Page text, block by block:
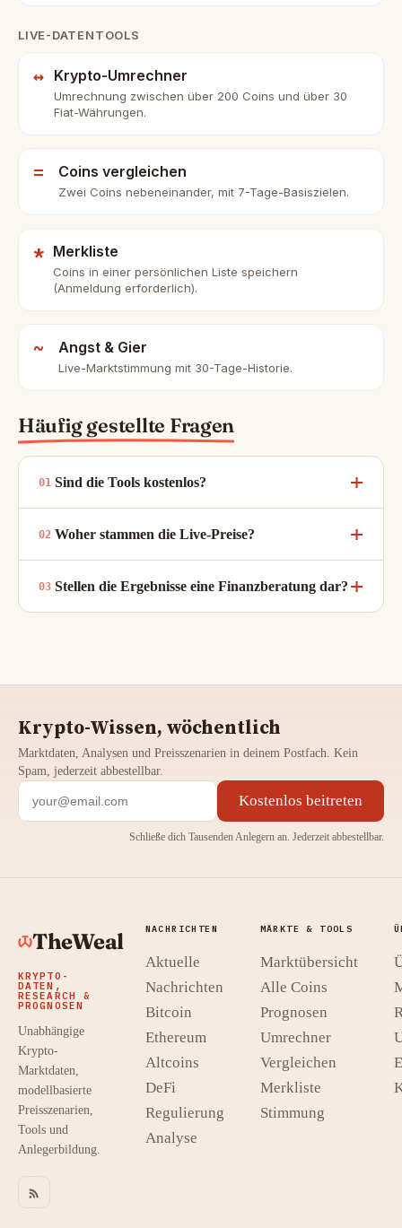
LIVE-DATENTOOLS
↔ Krypto-Umrechner
Umrechnung zwischen über 200 Coins und über 30
Fiat-Währungen.
= Coins vergleichen
Zwei Coins nebeneinander, mit 7-Tage-Basiszielen.
* Merkliste
Coins in einer persönlichen Liste speichern
(Anmeldung erforderlich).
~ Angst & Gier
Live-Marktstimmung mit 30-Tage-Historie.
Häufig gestellte Fragen
Sind die Tools kostenlos?
Woher stammen die Live-Preise?
Stellen die Ergebnisse eine Finanzberatung dar?
Krypto-Wissen, wöchentlich
Marktdaten, Analysen und Preisszenarien in deinem Postfach. Kein
Spam, jederzeit abbestellbar.
Kostenlos beitreten
Schließe dich Tausenden Anlegern an. Jederzeit abbestellbar.
TheWeal
KRYPTO-
DATEN,
RESEARCH &
PROGNOSEN
Unabhängige
Krypto-
Marktdaten,
modellbasierte
Preisszenarien,
Tools und
Anlegerbildung.
NACHRICHTEN
Aktuelle
Nachrichten
Bitcoin
Ethereum
Altcoins
DeFi
Regulierung
Analyse
MÄRKTE & TOOLS
Marktübersicht
Alle Coins
Prognosen
Umrechner
Vergleichen
Merkliste
Stimmung